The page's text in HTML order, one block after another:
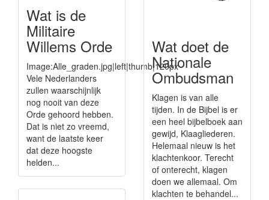
Wat is de
Militaire
Willems Orde
Image:Alle_graden.jpg|left|thumb|120px
Vele Nederlanders
zullen waarschijnlijk
nog nooit van deze
Orde gehoord hebben.
Dat is niet zo vreemd,
want de laatste keer
dat deze hoogste
helden...
Wat doet de
Nationale
Ombudsman
Klagen is van alle
tijden. In de Bijbel is er
een heel bijbelboek aan
gewijd, Klaagliederen.
Helemaal nieuw is het
klachtenkoor. Terecht
of onterecht, klagen
doen we allemaal. Om
klachten te behandel...